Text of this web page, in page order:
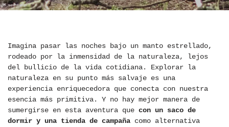
Imagina pasar las noches bajo un manto estrellado,
rodeado por la inmensidad de la naturaleza, lejos
del bullicio de la vida cotidiana. Explorar la
naturaleza en su punto más salvaje es una
experiencia enriquecedora que conecta con nuestra
esencia más primitiva. Y no hay mejor manera de
sumergirse en esta aventura que con un saco de
dormir y una tienda de campaña como alternativa